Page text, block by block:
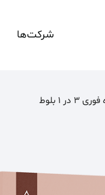
شرکت‌ها
1 بلوط